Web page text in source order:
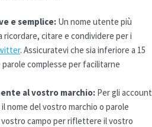
e semplice: Un nome utente più
ricordare, citare e condividere per i
. Assicuratevi che sia inferiore a 15
complesse per facilitarne
al vostro marchio: Per gli account
nome del vostro marchio o parole
campo per riflettere il vostro